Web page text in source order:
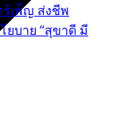
เพ็ญ ส่งชีพ
ยบาย “สุขาดี มี